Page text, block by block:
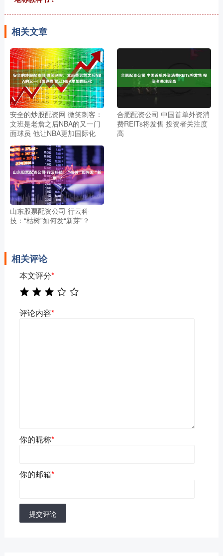
相关文章
安全的炒股配资网 微笑刺客：
文班是老詹之后NBA的又一门
面球员 他让NBA更加国际化
合肥配资公司 中国首单外资消
费REITs将发售 投资者关注度
高
山东股票配资公司 行云科
技：“枯树”如何发“新芽”？
相关评论
本文评分*
评论内容*
你的昵称*
你的邮箱*
提交评论